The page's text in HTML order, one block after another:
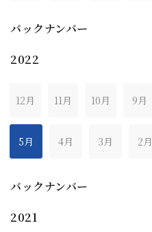
バックナンバー
2022
12月 11月 10月 9月
5月 4月 3月 2月
バックナンバー
2021